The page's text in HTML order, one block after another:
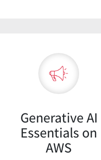
Generative AI
Essentials on
AWS